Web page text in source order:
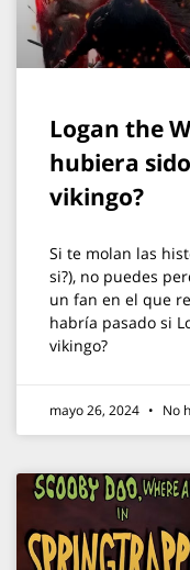
Logan the
hubiera
vikingo?
Si te molan las
si?), no puedes
un fan en el que
habría pasado si
vikingo?
mayo 26, 2024 No